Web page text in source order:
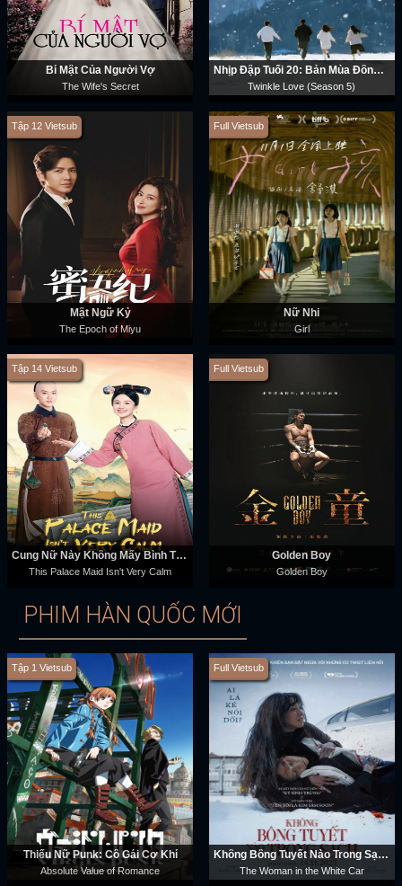
Bí Mật Của Người Vợ
The Wife's Secret
Nhịp Đập Tuổi 20: Bản Mùa Đông (Phần 5)
Twinkle Love (Season 5)
Tập 12 Vietsub
Mật Ngữ Kỷ
The Epoch of Miyu
Full Vietsub
Nữ Nhi
Girl
Tập 14 Vietsub
Cung Nữ Này Không Mấy Bình Tĩnh
This Palace Maid Isn't Very Calm
Full Vietsub
Golden Boy
Golden Boy
PHIM HÀN QUỐC MỚI
Tập 1 Vietsub
Thiếu Nữ Punk: Cô Gái Cơ Khí
Absolute Value of Romance
Full Vietsub
Không Bông Tuyết Nào Trong Sạch
The Woman in the White Car